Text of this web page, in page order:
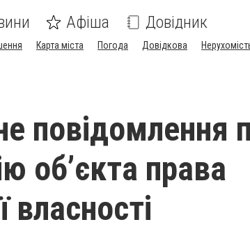
Афіша Довідник
Карта міста Погода Довідкова
повідомлення
об’єкта права
власності